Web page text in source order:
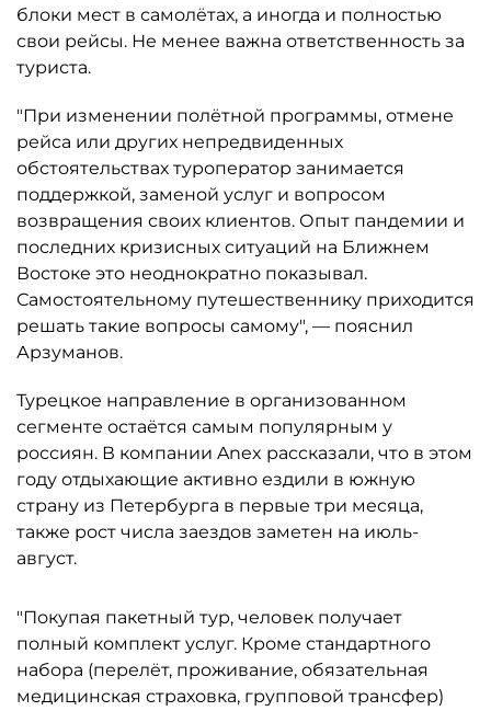
блоки мест в самолётах, а иногда и полностью
свои рейсы. Не менее важна ответственность за
туриста.
"При изменении полётной программы, отмене
рейса или других непредвиденных
обстоятельствах туроператор занимается
поддержкой, заменой услуг и вопросом
возвращения своих клиентов. Опыт пандемии и
последних кризисных ситуаций на Ближнем
Востоке это неоднократно показывал.
Самостоятельному путешественнику приходится
решать такие вопросы самому", — пояснил
Арзуманов.
Турецкое направление в организованном
сегменте остаётся самым популярным у
россиян. В компании Anex рассказали, что в этом
году отдыхающие активно ездили в южную
страну из Петербурга в первые три месяца,
также рост числа заездов заметен на июль-
август.
"Покупая пакетный тур, человек получает
полный комплект услуг. Кроме стандартного
набора (перелёт, проживание, обязательная
медицинская страховка, групповой трансфер)